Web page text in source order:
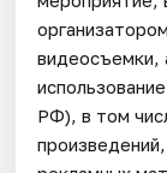
видеосъемки,
РФ), в том